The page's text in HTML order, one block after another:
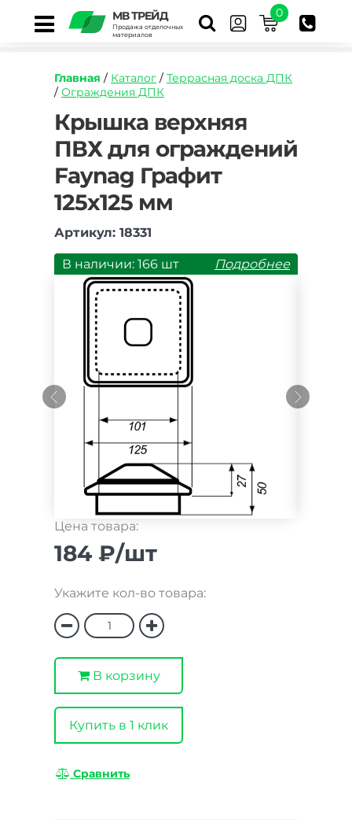
МВ ТРЕЙД
Продажа отделочных
материалов
0
Главная / Каталог / Террасная доска ДПК
/ Ограждения ДПК
https://mvtrade.ru/images/id/normal/kryshka-
verkhnyaya-
pvkh-
dlya-
ograzhdenij-
iz-
dpk-
grafit-
100h100-
mm.jpg
Крышка верхняя
ПВХ для ограждений
Faynag Графит
125х125 мм
Артикул: 18331
В наличии: 166 шт Подробнее
Цена товара:
184 ₽/шт
Укажите кол-во товара:
В корзину
Купить в 1 клик
Сравнить